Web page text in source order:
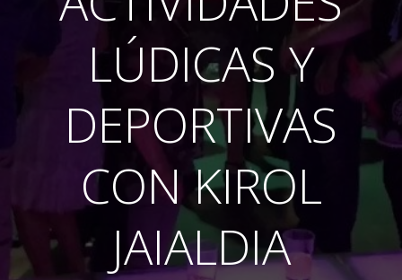
LÚDICAS Y
DEPORTIVAS
CON KIROL
JAIALDIA